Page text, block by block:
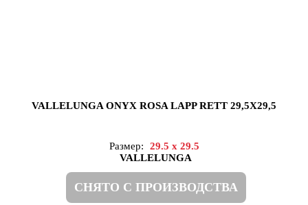
VALLELUNGA ONYX ROSA LAPP RETT 29,5X29,5
Размер:
29.5 x 29.5
VALLELUNGA
СНЯТО С ПРОИЗВОДСТВА